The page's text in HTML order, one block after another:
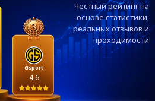
Честный рейтинг на
основе статистики,
реальныхотзывов и
проходимости
Gsport
4.6
Информация
новостей от
— подписывайтесь!